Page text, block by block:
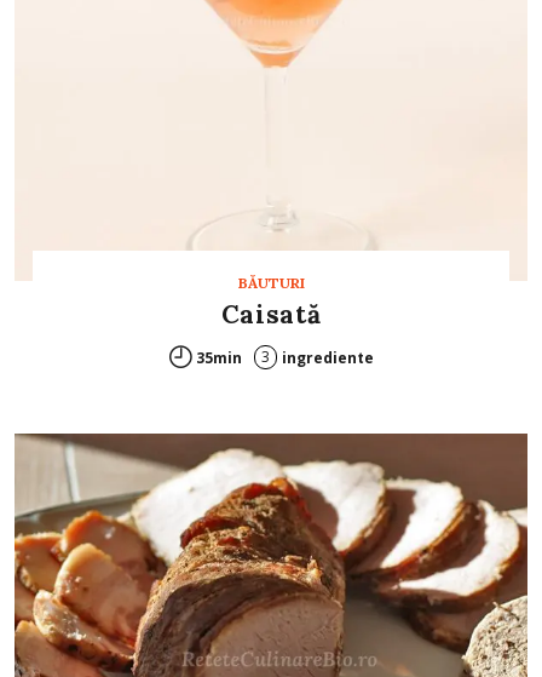
BĂUTURI
Caisată
35min 3 ingrediente